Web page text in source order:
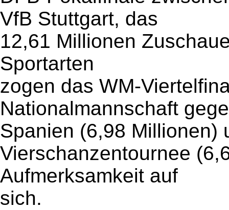
VfB Stuttgart, das
12,61 Millionen
Sportarten
zogen das WM-
Nationalmannschaft
Spanien (6,98 Millionen)
Vierschanzentournee
Aufmerksamkeit auf
sich.